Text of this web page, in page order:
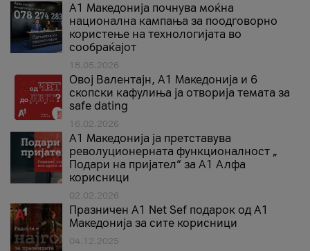
A1 Македонија почнува моќна
национална кампања за поодговорно
користење на технологијата во
сообраќајот
18.05.2026
Овој Валентајн, A1 Македонија и 6
скопски кафулиња ја отворија темата за
safe dating
16.02.2026
А1 Македонија ја претставува
револуционерната функционалност „
Подари на пријател“ за А1 Алфа
корисници
02.02.2026
Празничен A1 Net Sеf подарок од А1
Македонија за сите корисници
04.12.2025